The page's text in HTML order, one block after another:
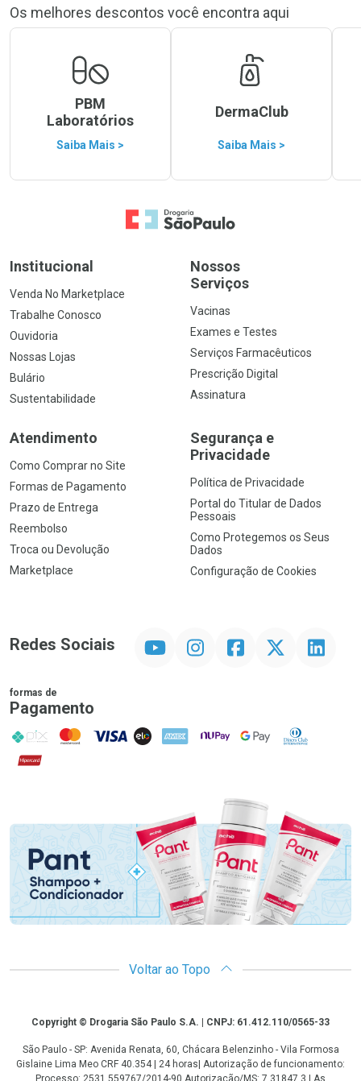
Os melhores descontos você encontra aqui
PBM
Laboratórios
Saiba Mais >
DermaClub
Saiba Mais >
Ir para a Home
Institucional
Venda No Marketplace
Trabalhe Conosco
Ouvidoria
Nossas Lojas
Bulário
Sustentabilidade
Nossos
Serviços
Vacinas
Exames e Testes
Serviços Farmacêuticos
Prescrição Digital
Assinatura
Atendimento
Como Comprar no Site
Formas de Pagamento
Prazo de Entrega
Reembolso
Troca ou Devolução
Marketplace
Segurança e
Privacidade
Política de Privacidade
Portal do Titular de Dados
Pessoais
Como Protegemos os Seus
Dados
Configuração de Cookies
Redes Sociais InstagramFacebookTwitter Linkedin
formas de
Pagamento
PIX MasterCard
VISA ELO AMEX NuPay Google PayDiners Club
Hipercard
Voltar ao Topo
CopyrightCopyright © Drogaria São Paulo S.A. | CNPJ: 61.412.110/0565-33
São Paulo - SP: Avenida Renata, 60, Chácara Belenzinho - Vila Formosa
Gislaine Lima Meo CRF 40.354 | 24 horas| Autorização de funcionamento: